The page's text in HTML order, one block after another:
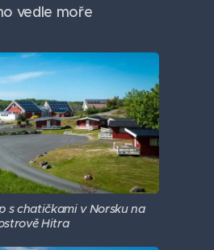
vedle moře
s chatičkami v Norsku na
Hitra